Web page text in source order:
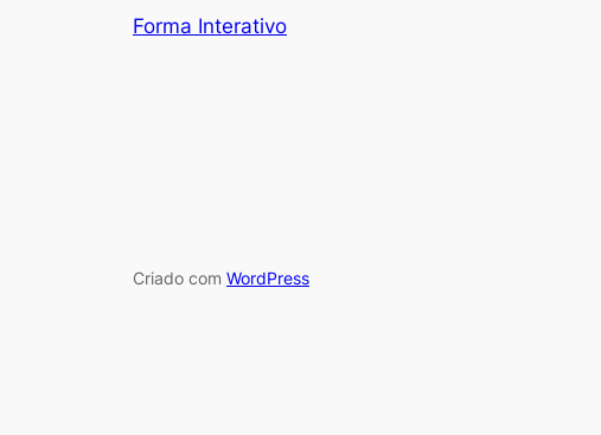
Forma Interativo
Criado com WordPress